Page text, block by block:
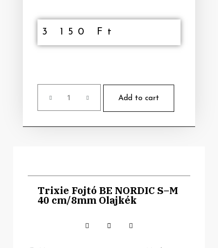
3 150 Ft
Add to cart
Trixie Fojtó BE NORDIC S–M
40 cm/8mm Olajkék